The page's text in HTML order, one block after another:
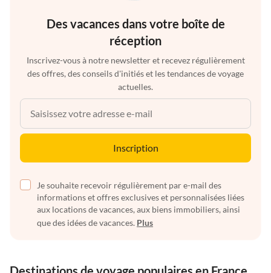
Des vacances dans votre boîte de
réception
Inscrivez-vous à notre newsletter et recevez régulièrement
des offres, des conseils d'initiés et les tendances de voyage
actuelles.
Inscription
Je souhaite recevoir régulièrement par e-mail des
informations et offres exclusives et personnalisées liées
aux locations de vacances, aux biens immobiliers, ainsi
que des idées de vacances. Plus